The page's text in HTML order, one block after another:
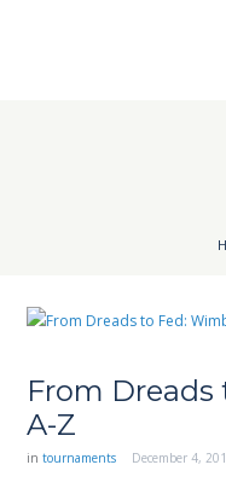
From
A-Z
intournaments December 4,